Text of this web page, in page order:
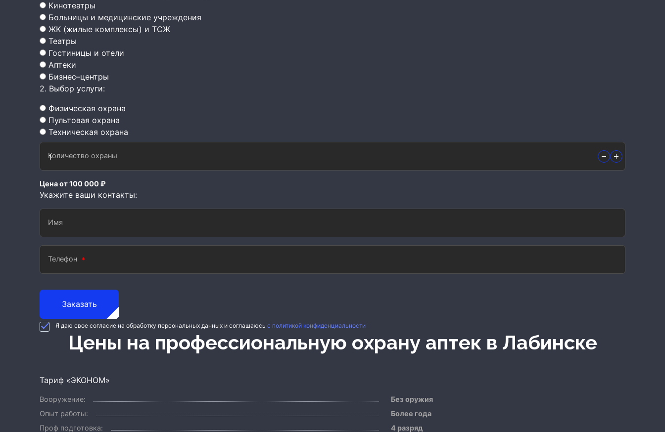
Кинотеатры
Больницы и медицинские учреждения
ЖК (жилые комплексы) и ТСЖ
Театры
Гостиницы и отели
Аптеки
Бизнес–центры
2. Выбор услуги:
Физическая охрана
Пультовая охрана
Техническая охрана
Количество охраны
Цена от 100 000 ₽
Укажите ваши контакты:
Имя
Телефон
Заказать
Я даю свое согласие на обработку персональных данных и соглашаюсь с политикой конфиденциальности
Цены на профессиональную охрану аптек в Лабинске
Тариф «ЭКОНОМ»
Вооружение:
Без оружия
Опыт работы:
Более года
Проф подготовка:
4 разряд